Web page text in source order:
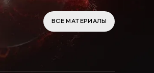
ВСЕ МАТЕРИАЛЫ